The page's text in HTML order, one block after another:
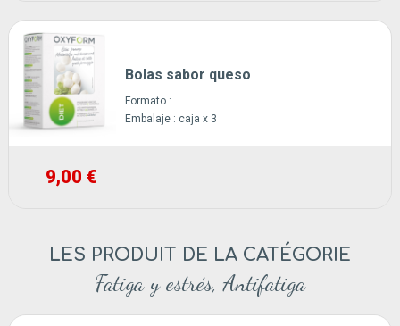
Bolas sabor queso
Formato :
Embalaje : caja x 3
9,00 €
LES PRODUIT DE LA CATÉGORIE
Fatiga y estrés, Antifatiga